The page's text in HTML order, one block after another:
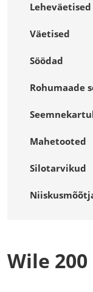
Leheväetised
Väetised
Söödad
Rohumaade
Mahetooted
Silotarvikud
Wile 200